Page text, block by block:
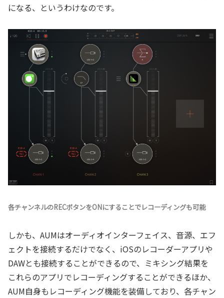
になる、というわけなのです。
各チャンネルのRECボタンをONにすることでレコーディングも可能
しかも、AUMはオーディオインターフェイス、音源、エフ
ェクトを接続するだけでなく、iOSのレコーダーアプリや
DAWとも接続することができるので、ミキシング結果を
これらのアプリでレコーディングすることができるほか、
AUM自身もレコーディング機能を装備しており、各チャン